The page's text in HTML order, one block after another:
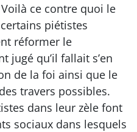
ce contre quoi le
piétistes
réformer le
jugé qu’il fallait s’en
de la foi ainsi que le
travers possibles.
dans leur zèle font
sociaux dans lesquels